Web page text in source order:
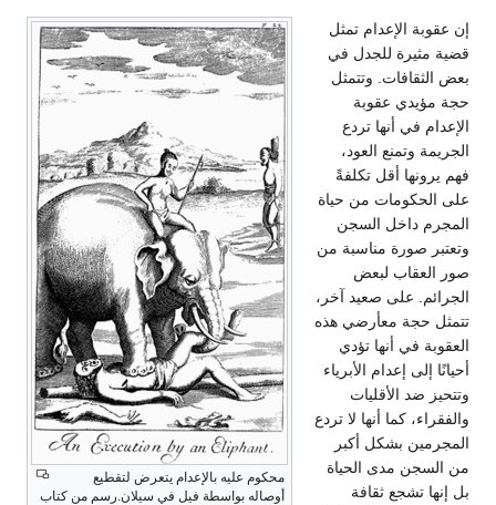
محكوم عليه بالإعدام يتعرض لتقطيع
أوصاله بواسطة فيل في سيلان.رسم من كتاب
إن عقوبة الإعدام تمثل
قضية مثيرة للجدل في
بعض الثقافات. وتتمثل
حجة مؤيدي عقوبة
الإعدام في أنها تردع
الجريمة وتمنع العود،
فهم يرونها أقل تكلفةً
على الحكومات من حياة
المجرم داخل السجن
وتعتبر صورة مناسبة من
صور العقاب لبعض
الجرائم. على صعيد آخر،
تتمثل حجة معأرضي هذه
العقوبة في أنها تؤدي
أحيانًا إلى إعدام الأبرياء
وتتحيز ضد الأقليات
والفقراء، كما أنها لا تردع
المجرمين بشكل أكبر
من السجن مدى الحياة
بل إنها تشجع ثقافة